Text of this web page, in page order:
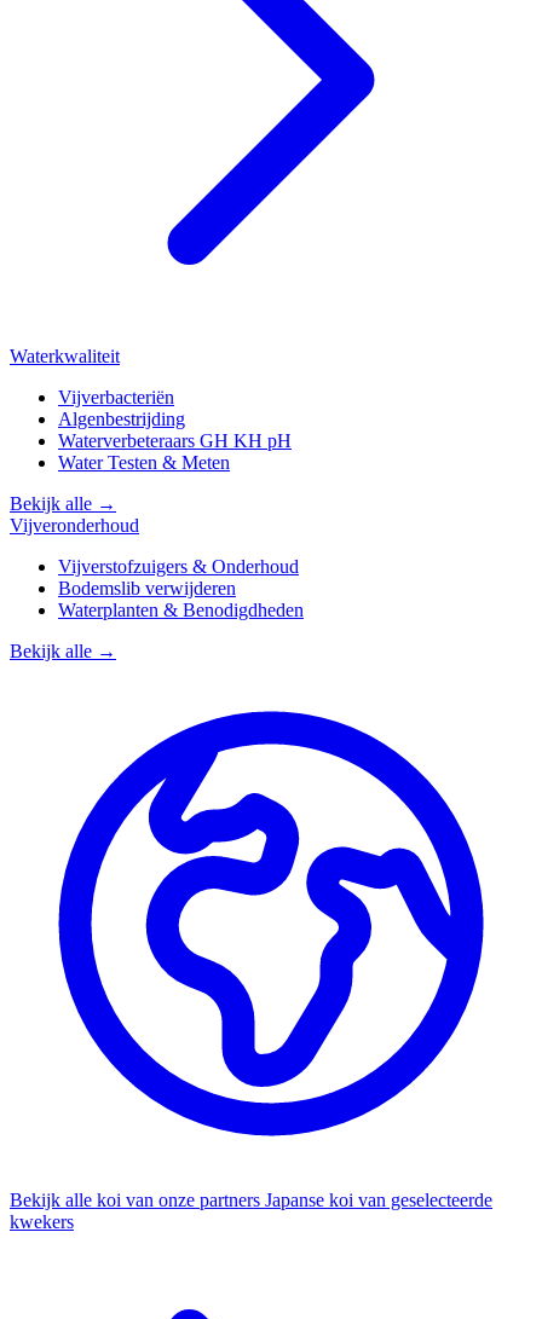
Waterkwaliteit
Vijverbacteriën
Algenbestrijding
Waterverbeteraars GH KH pH
Water Testen & Meten
Bekijk alle →
Vijveronderhoud
Vijverstofzuigers & Onderhoud
Bodemslib verwijderen
Waterplanten & Benodigdheden
Bekijk alle →
Bekijk alle koi van onze partners Japanse koi van geselecteerde
kwekers